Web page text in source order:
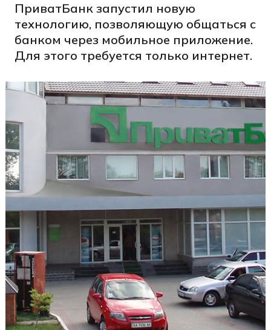
ПриватБанк запустил новую
технологию, позволяющую общаться с
банком через мобильное приложение.
Для этого требуется только интернет.